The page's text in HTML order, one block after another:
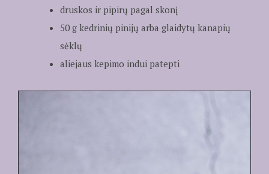
druskos ir pipirų pagal skonį
50 g kedrinių pinijų arba glaidytų kanapių
sėklų
aliejaus kepimo indui patepti